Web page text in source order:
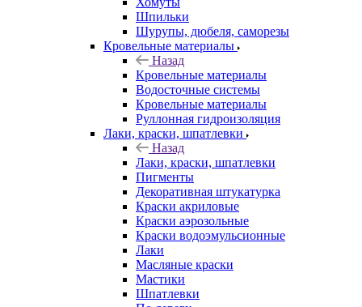
Шпильки
Шурупы, дюбеля, саморезы
Кровельные материалы
Назад
Кровельные материалы
Водосточные системы
Кровельные материалы
Руллонная гидроизоляция
Лаки, краски, шпатлевки
Назад
Лаки, краски, шпатлевки
Пигменты
Декоративная штукатурка
Краски акриловые
Краски аэрозольные
Краски водоэмульсионные
Лаки
Масляные краски
Мастики
Шпатлевки